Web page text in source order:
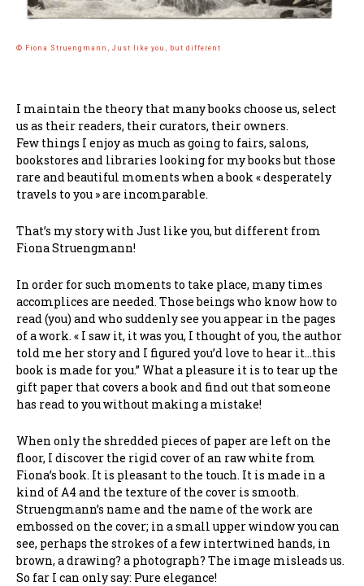
© Fiona Struengmann, Just like you, but different
I maintain the theory that many books choose us, select
us as their readers, their curators, their owners.
Few things I enjoy as much as going to fairs, salons,
bookstores and libraries looking for my books but those
rare and beautiful moments when a book « desperately
travels to you » are incomparable.
That’s my story with Just like you, but different from
Fiona Struengmann!
In order for such moments to take place, many times
accomplices are needed. Those beings who know how to
read (you) and who suddenly see you appear in the pages
of a work. « I saw it, it was you, I thought of you, the author
told me her story and I figured you’d love to hear it…this
book is made for you.” What a pleasure it is to tear up the
gift paper that covers a book and find out that someone
has read to you without making a mistake!
When only the shredded pieces of paper are left on the
floor, I discover the rigid cover of an raw white from
Fiona’s book. It is pleasant to the touch. It is made in a
kind of A4 and the texture of the cover is smooth.
Struengmann’s name and the name of the work are
embossed on the cover; in a small upper window you can
see, perhaps the strokes of a few intertwined hands, in
brown, a drawing? a photograph? The image misleads us.
So far I can only say: Pure elegance!